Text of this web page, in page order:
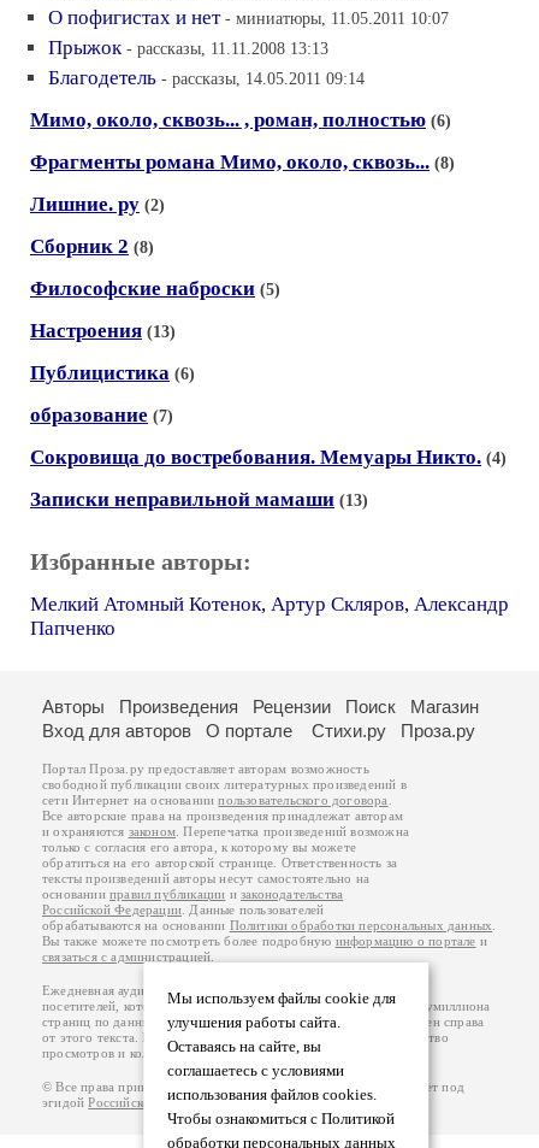
О пофигистах и нет - миниатюры, 11.05.2011 10:07
Прыжок - рассказы, 11.11.2008 13:13
Благодетель - рассказы, 14.05.2011 09:14
Мимо, около, сквозь... , роман, полностью (6)
Фрагменты романа Мимо, около, сквозь... (8)
Лишние. ру (2)
Сборник 2 (8)
Философские наброски (5)
Настроения (13)
Публицистика (6)
образование (7)
Сокровища до востребования. Мемуары Никто. (4)
Записки неправильной мамаши (13)
Избранные авторы:
Мелкий Атомный Котенок, Артур Скляров, Александр
Папченко
Мы используем файлы cookie для
улучшения работы сайта.
Оставаясь на сайте, вы
соглашаетесь с условиями
использования файлов cookies.
Чтобы ознакомиться с Политикой
обработки персональных данных
Авторы Произведения Рецензии Поиск
Магазин
Вход для авторов
О портале Стихи.ру Проза.ру
Портал Проза.ру предоставляет авторам возможность
свободной публикации своих литературных произведений в
сети Интернет на основаниипользовательского договора
Все авторские права на произведения принадлежат авторам
и охраняются законом . Перепечатка произведений возможна
только с согласия его автора, к которому вы можете
обратиться на его авторской странице. Ответственность за
тексты произведений авторы несут самостоятельно на
основанииправил публикации изаконодательства
Российской Федерации . Данные пользователей
обрабатываются на основании Политики обработки персональных данных
Вы также можете посмотреть более подробную информацию о портале и
связаться с администрацией
Ежедневная аудитория портала Проза.ру – порядка 100 тысяч
посетителей, которые в общей сумме просматривают более полумиллиона
страниц по данным счетчика посещаемости, который расположен справа
от этого текста. В каждой графе указано по две цифры: количество
просмотров и количество посетителей.
© Все права принадлежат авторам, 2000-2026. Портал работает под
эгидойРоссийского союза писателей.18+